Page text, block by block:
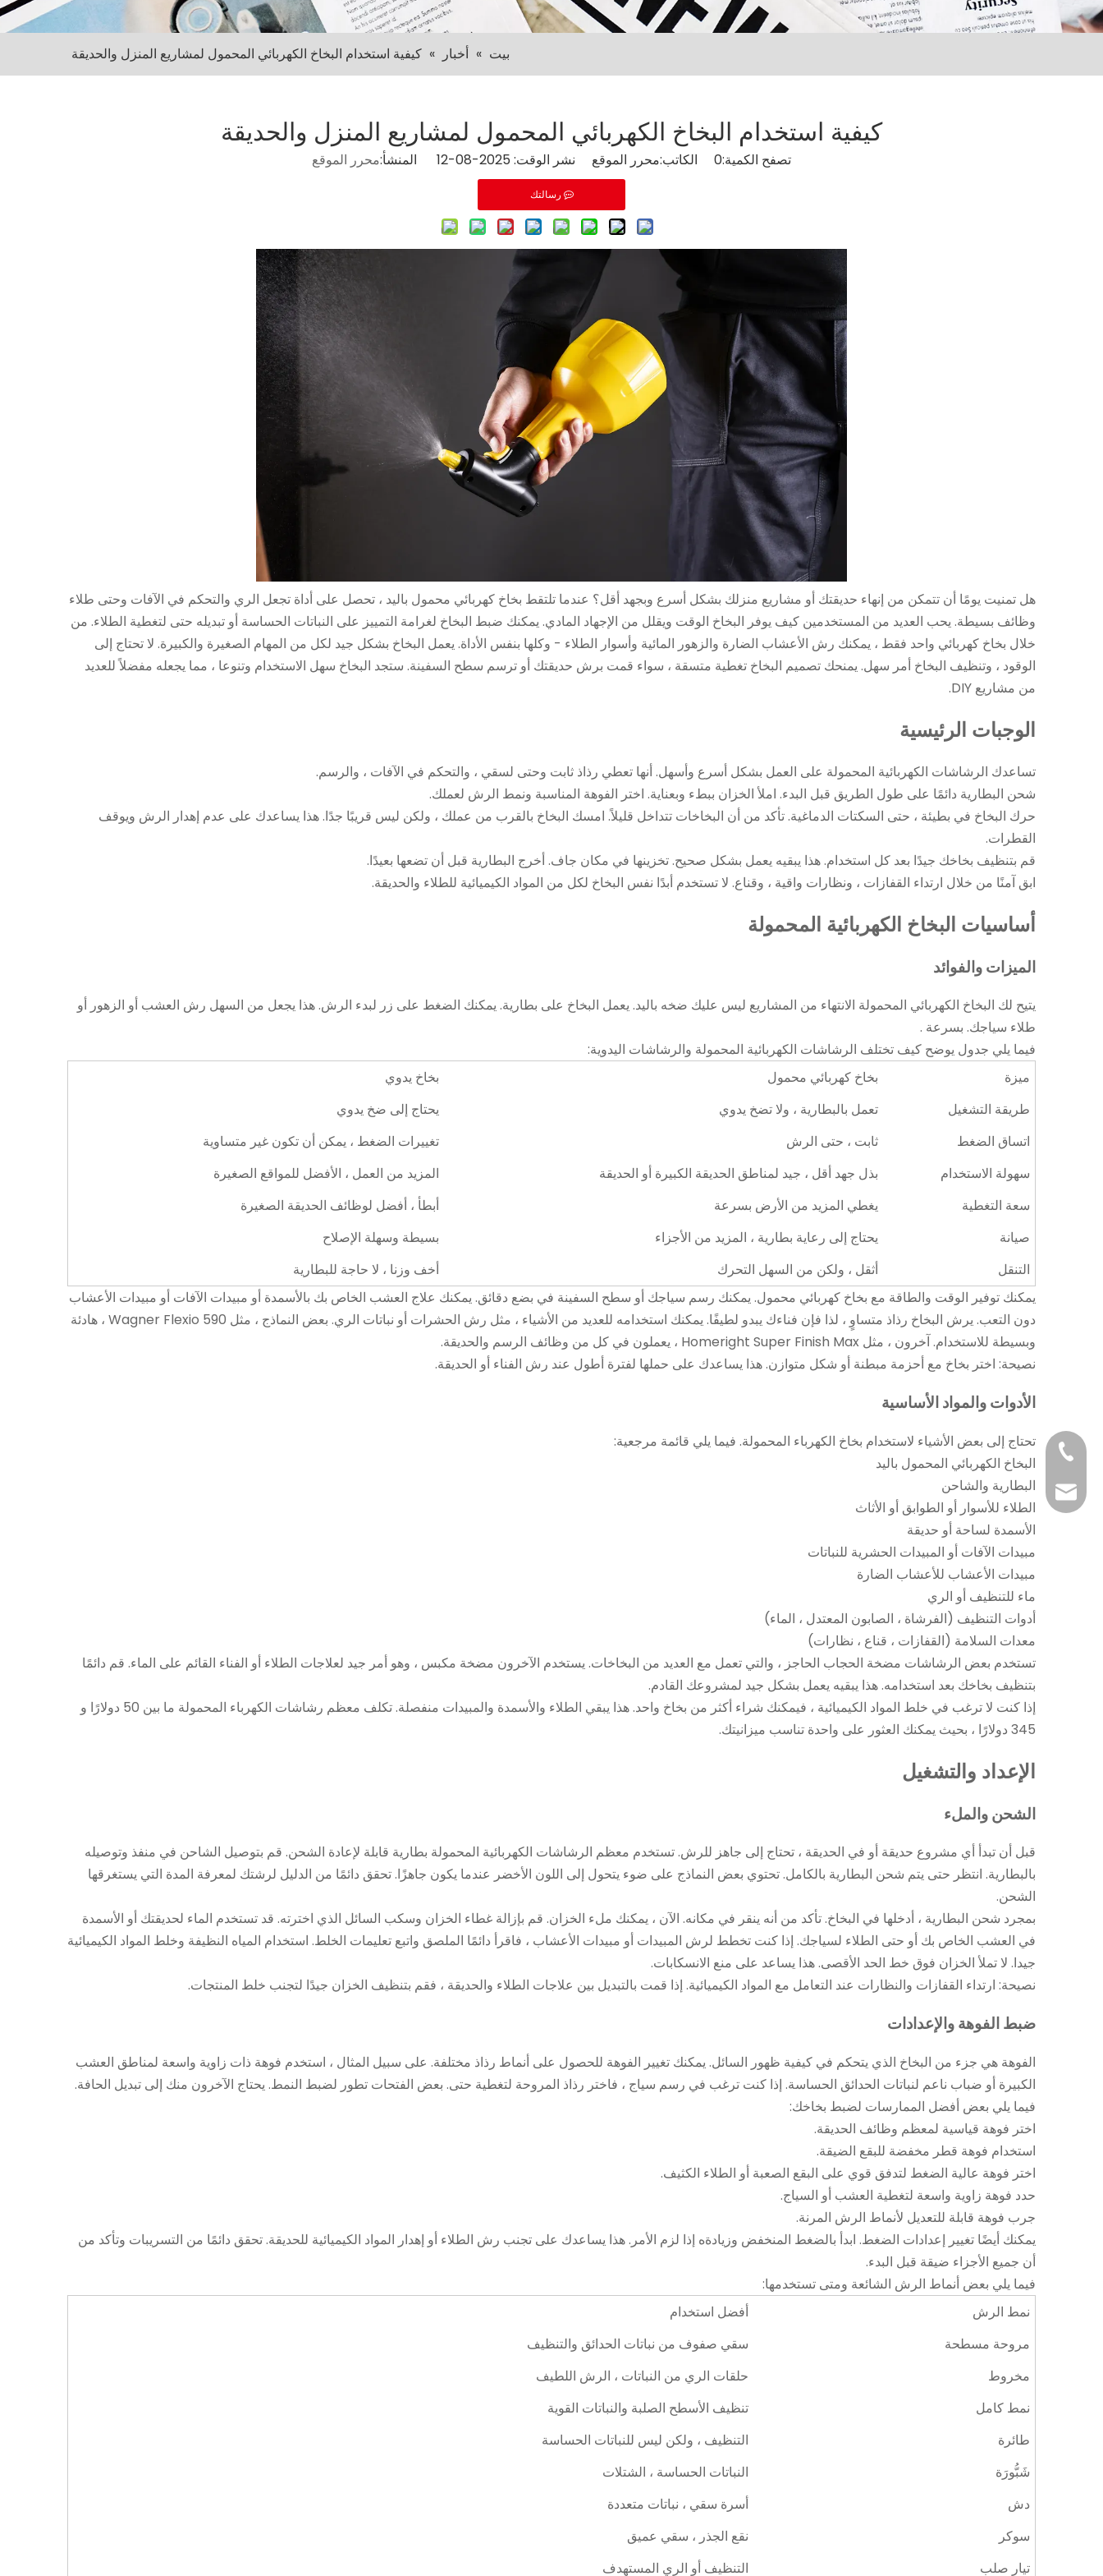
بيت » أخبار » كيفية استخدام البخاخ الكهربائي المحمول لمشاريع المنزل والحديقة
كيفية استخدام البخاخ الكهربائي المحمول لمشاريع المنزل والحديقة
تصفح الكمية:0 الكاتب:محرر الموقع نشر الوقت: 2025-08-12 المنشأ: محرر الموقع
رسالتك
هل تمنيت يومًا أن تتمكن من إنهاء حديقتك أو مشاريع منزلك بشكل أسرع وبجهد أقل؟ عندما تلتقط بخاخ كهربائي محمول باليد ، تحصل على أداة تجعل الري والتحكم في الآفات وحتى طلاء
وظائف بسيطة. يحب العديد من المستخدمين كيف يوفر البخاخ الوقت ويقلل من الإجهاد المادي. يمكنك ضبط البخاخ لغرامة التمييز على النباتات الحساسة أو تبديله حتى لتغطية الطلاء. من
خلال بخاخ كهربائي واحد فقط ، يمكنك رش الأعشاب الضارة والزهور المائية وأسوار الطلاء - وكلها بنفس الأداة. يعمل البخاخ بشكل جيد لكل من المهام الصغيرة والكبيرة. لا تحتاج إلى
الوقود ، وتنظيف البخاخ أمر سهل. يمنحك تصميم البخاخ تغطية متسقة ، سواء قمت برش حديقتك أو ترسم سطح السفينة. ستجد البخاخ سهل الاستخدام وتنوعا ، مما يجعله مفضلاً للعديد
من مشاريع DIY.
الوجبات الرئيسية
تساعدك الرشاشات الكهربائية المحمولة على العمل بشكل أسرع وأسهل. أنها تعطي رذاذ ثابت وحتى لسقي ، والتحكم في الآفات ، والرسم.
شحن البطارية دائمًا على طول الطريق قبل البدء. املأ الخزان ببطء وبعناية. اختر الفوهة المناسبة ونمط الرش لعملك.
حرك البخاخ في بطيئة ، حتى السكتات الدماغية. تأكد من أن البخاخات تتداخل قليلاً. امسك البخاخ بالقرب من عملك ، ولكن ليس قريبًا جدًا. هذا يساعدك على عدم إهدار الرش ويوقف
القطرات.
قم بتنظيف بخاخك جيدًا بعد كل استخدام. هذا يبقيه يعمل بشكل صحيح. تخزينها في مكان جاف. أخرج البطارية قبل أن تضعها بعيدًا.
ابق آمنًا من خلال ارتداء القفازات ، ونظارات واقية ، وقناع. لا تستخدم أبدًا نفس البخاخ لكل من المواد الكيميائية للطلاء والحديقة.
أساسيات البخاخ الكهربائية المحمولة
الميزات والفوائد
يتيح لك البخاخ الكهربائي المحمولة الانتهاء من المشاريع ليس عليك ضخه باليد. يعمل البخاخ على بطارية. يمكنك الضغط على زر لبدء الرش. هذا يجعل من السهل رش العشب أو الزهور أو
طلاء سياجك. بسرعة .
فيما يلي جدول يوضح كيف تختلف الرشاشات الكهربائية المحمولة والرشاشات اليدوية:
ميزة
بخاخ كهربائي محمول
بخاخ يدوي
طريقة التشغيل
تعمل بالبطارية ، ولا تضخ يدوي
يحتاج إلى ضخ يدوي
اتساق الضغط
ثابت ، حتى الرش
تغييرات الضغط ، يمكن أن تكون غير متساوية
سهولة الاستخدام
بذل جهد أقل ، جيد لمناطق الحديقة الكبيرة أو الحديقة
المزيد من العمل ، الأفضل للمواقع الصغيرة
سعة التغطية
يغطي المزيد من الأرض بسرعة
أبطأ ، أفضل لوظائف الحديقة الصغيرة
صيانة
يحتاج إلى رعاية بطارية ، المزيد من الأجزاء
بسيطة وسهلة الإصلاح
التنقل
أثقل ، ولكن من السهل التحرك
أخف وزنا ، لا حاجة للبطارية
يمكنك توفير الوقت والطاقة مع بخاخ كهربائي محمول. يمكنك رسم سياجك أو سطح السفينة في بضع دقائق. يمكنك علاج العشب الخاص بك بالأسمدة أو مبيدات الآفات أو مبيدات الأعشاب
دون التعب. يرش البخاخ رذاذ متساوٍ ، لذا فإن فناءك يبدو لطيفًا. يمكنك استخدامه للعديد من الأشياء ، مثل رش الحشرات أو نباتات الري. بعض النماذج ، مثل Wagner Flexio 590 ، هادئة
وبسيطة للاستخدام. آخرون ، مثل Homeright Super Finish Max ، يعملون في كل من وظائف الرسم والحديقة.
نصيحة: اختر بخاخ مع أحزمة مبطنة أو شكل متوازن. هذا يساعدك على حملها لفترة أطول عند رش الفناء أو الحديقة.
الأدوات والمواد الأساسية
تحتاج إلى بعض الأشياء لاستخدام بخاخ الكهرباء المحمولة. فيما يلي قائمة مرجعية:
البخاخ الكهربائي المحمول باليد
البطارية والشاحن
الطلاء للأسوار أو الطوابق أو الأثاث
الأسمدة لساحة أو حديقة
مبيدات الآفات أو المبيدات الحشرية للنباتات
مبيدات الأعشاب للأعشاب الضارة
ماء للتنظيف أو الري
أدوات التنظيف (الفرشاة ، الصابون المعتدل ، الماء)
معدات السلامة (القفازات ، قناع ، نظارات)
تستخدم بعض الرشاشات مضخة الحجاب الحاجز ، والتي تعمل مع العديد من البخاخات. يستخدم الآخرون مضخة مكبس ، وهو أمر جيد لعلاجات الطلاء أو الفناء القائم على الماء. قم دائمًا
بتنظيف بخاخك بعد استخدامه. هذا يبقيه يعمل بشكل جيد لمشروعك القادم.
إذا كنت لا ترغب في خلط المواد الكيميائية ، فيمكنك شراء أكثر من بخاخ واحد. هذا يبقي الطلاء والأسمدة والمبيدات منفصلة. تكلف معظم رشاشات الكهرباء المحمولة ما بين 50 دولارًا و
345 دولارًا ، بحيث يمكنك العثور على واحدة تناسب ميزانيتك.
الإعداد والتشغيل
الشحن والملء
قبل أن تبدأ أي مشروع حديقة أو في الحديقة ، تحتاج إلى جاهز للرش. تستخدم معظم الرشاشات الكهربائية المحمولة بطارية قابلة لإعادة الشحن. قم بتوصيل الشاحن في منفذ وتوصيله
بالبطارية. انتظر حتى يتم شحن البطارية بالكامل. تحتوي بعض النماذج على ضوء يتحول إلى اللون الأخضر عندما يكون جاهزًا. تحقق دائمًا من الدليل لرشتك لمعرفة المدة التي يستغرقها
الشحن.
بمجرد شحن البطارية ، أدخلها في البخاخ. تأكد من أنه ينقر في مكانه. الآن ، يمكنك ملء الخزان. قم بإزالة غطاء الخزان وسكب السائل الذي اخترته. قد تستخدم الماء لحديقتك أو الأسمدة
في العشب الخاص بك أو حتى الطلاء لسياجك. إذا كنت تخطط لرش المبيدات أو مبيدات الأعشاب ، فاقرأ دائمًا الملصق واتبع تعليمات الخلط. استخدام المياه النظيفة وخلط المواد الكيميائية
جيدا. لا تملأ الخزان فوق خط الحد الأقصى. هذا يساعد على منع الانسكابات.
نصيحة: ارتداء القفازات والنظارات عند التعامل مع المواد الكيميائية. إذا قمت بالتبديل بين علاجات الطلاء والحديقة ، فقم بتنظيف الخزان جيدًا لتجنب خلط المنتجات.
ضبط الفوهة والإعدادات
الفوهة هي جزء من البخاخ الذي يتحكم في كيفية ظهور السائل. يمكنك تغيير الفوهة للحصول على أنماط رذاذ مختلفة. على سبيل المثال ، استخدم فوهة ذات زاوية واسعة لمناطق العشب
الكبيرة أو ضباب ناعم لنباتات الحدائق الحساسة. إذا كنت ترغب في رسم سياج ، فاختر رذاذ المروحة لتغطية حتى. بعض الفتحات تطور لضبط النمط. يحتاج الآخرون منك إلى تبديل الحافة.
فيما يلي بعض أفضل الممارسات لضبط بخاخك:
اختر فوهة قياسية لمعظم وظائف الحديقة.
استخدام فوهة قطر مخفضة للبقع الضيقة.
اختر فوهة عالية الضغط لتدفق قوي على البقع الصعبة أو الطلاء الكثيف.
حدد فوهة زاوية واسعة لتغطية العشب أو السياج.
جرب فوهة قابلة للتعديل لأنماط الرش المرنة.
يمكنك أيضًا تغيير إعدادات الضغط. ابدأ بالضغط المنخفض وزيادةه إذا لزم الأمر. هذا يساعدك على تجنب رش الطلاء أو إهدار المواد الكيميائية للحديقة. تحقق دائمًا من التسريبات وتأكد من
أن جميع الأجزاء ضيقة قبل البدء.
فيما يلي بعض أنماط الرش الشائعة ومتى تستخدمها:
نمط الرش
أفضل استخدام
مروحة مسطحة
سقي صفوف من نباتات الحدائق والتنظيف
مخروط
حلقات الري من النباتات ، الرش اللطيف
نمط كامل
تنظيف الأسطح الصلبة والنباتات القوية
طائرة
التنظيف ، ولكن ليس للنباتات الحساسة
شَبُّورَة
النباتات الحساسة ، الشتلات
دش
أسرة سقي ، نباتات متعددة
سوكر
نقع الجذر ، سقي عميق
تيار صلب
التنظيف أو الري المستهدف
+86-